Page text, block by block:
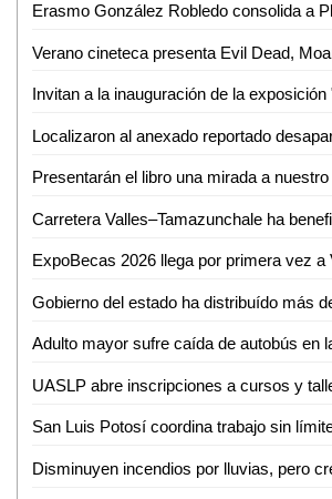
Localizaron al anexado reportado
Adulto mayor sufre caída de autobús en